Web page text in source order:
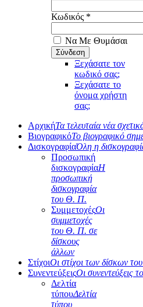
Κωδικός *
Να Με Θυμάσαι
Ξεχάσατε τον
κωδικό σας;
Ξεχάσατε το
όνομα χρήστη
σας;
ΑρχικήΤα τελευταία νέα
ΒιογραφικόΤο βιογραφικό
ΔισκογραφίαΌλη η
Προσωπική
δισκογραφίαΗ
προσωπική
δισκογραφία
του Θ. Π.
ΣυμμετοχέςΟι
συμμετοχές
του Θ. Π. σε
δίσκους
άλλων
ΣτίχοιΟι στίχοι των δίσκων
ΣυνεντεύξειςΟι συνεντεύξεις
Δελτία
τύπουΔελτία
τύπου